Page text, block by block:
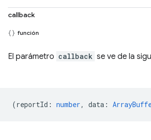
callback
función
El parámetro callback se ve de la
(reportId : number, data :